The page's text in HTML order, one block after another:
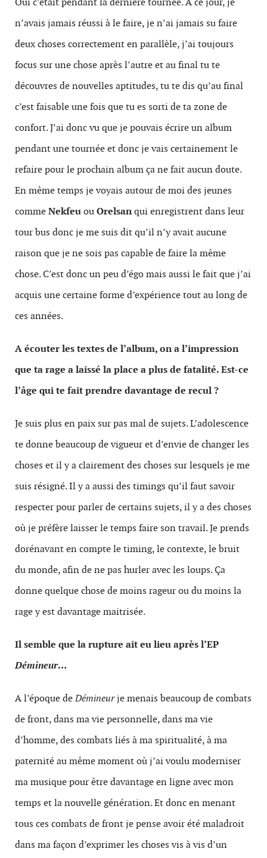
n’avais jamais réussi à le faire, je n’ai jamais su faire
deux choses correctement en parallèle, j’ai toujours
focus sur une chose après l’autre et au final tu te
découvres de nouvelles aptitudes, tu te dis qu’au final
c’est faisable une fois que tu es sorti de ta zone de
confort. J’ai donc vu que je pouvais écrire un album
pendant une tournée et donc je vais certainement le
refaire pour le prochain album ça ne fait aucun doute.
En même temps je voyais autour de moi des jeunes
commeNekfeuouOrelsanqui enregistrent dans leur
tour bus donc je me suis dit qu’il n’y avait aucune
raison que je ne sois pas capable de faire la même
chose. C’est donc un peu d’égo mais aussi le fait que j’ai
acquis une certaine forme d’expérience tout au long de
ces années.
A écouter les textes de l’album, on a l’impression
que ta rage a laissé la place a plus de fatalité. Est-ce
l’âge qui te fait prendre davantage de recul ?
Je suis plus en paix sur pas mal de sujets. L’adolescence
te donne beaucoup de vigueur et d’envie de changer les
choses et il y a clairement des choses sur lesquels je me
suis résigné. Il y a aussi des timings qu’il faut savoir
respecter pour parler de certains sujets, il y a des choses
où je préfère laisser le temps faire son travail. Je prends
dorénavant en compte le timing, le contexte, le bruit
du monde, afin de ne pas hurler avec les loups. Ça
donne quelque chose de moins rageur ou du moins la
rage y est davantage maitrisée.
Il semble que la rupture ait eu lieu après l’EP
Démineur…
A l’époque deDémineurje menais beaucoup de combats
de front, dans ma vie personnelle, dans ma vie
d’homme, des combats liés à ma spiritualité, à ma
paternité au même moment où j’ai voulu moderniser
ma musique pour être davantage en ligne avec mon
temps et la nouvelle génération. Et donc en menant
tous ces combats de front je pense avoir été maladroit
dans ma façon d’exprimer les choses vis à vis d’un